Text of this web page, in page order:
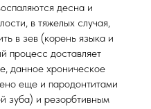
десна и
в тяжелых случая,
в зев (корень языка и
процесс доставляет
данное хроническое
еще и пародонтитами
зуба) и резорбтивным